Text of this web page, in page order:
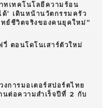
เทคโนโลยีความร้อน
ด้’ เดินหน้านวัตกรรมครัว
ย์ชีวิตจริงของคนยุคใหม่”
วี่ ตอนโดโนเสาร์ตัวใหม่
งการมอเตอร์สปอร์ตไทย
นต่อความสำเร็จปีที่ 2 กับ